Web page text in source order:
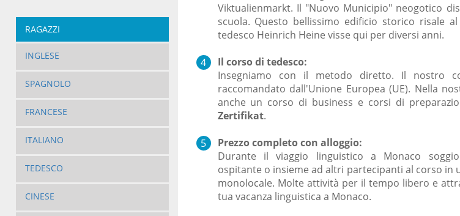
RAGAZZI
INGLESE
SPAGNOLO
FRANCESE
ITALIANO
TEDESCO
CINESE
Viktualienmarkt. Il "Nuovo Municipio" neogotico
scuola. Questo bellissimo edificio storico risale
tedesco Heinrich Heine visse qui per diversi anni.
Il corso di tedesco:
Insegniamo con il metodo diretto. Il nostro
raccomandato dall'Unione Europea (UE). Nella
anche un corso di business e corsi di
Zertifikat.
Prezzo completo con alloggio:
Durante il viaggio linguistico a Monaco
ospitante o insieme ad altri partecipanti al corso in
monolocale. Molte attività per il tempo libero e
tua vacanza linguistica a Monaco.